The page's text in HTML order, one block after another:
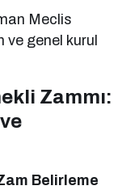
Meclis
genel kurul
Zammı:
Belirleme